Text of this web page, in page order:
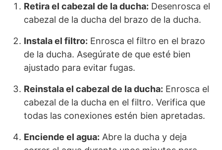
Retira el cabezal de la ducha: Desenrosca el
cabezal de la ducha del brazo de la ducha.
Instala el filtro: Enrosca el filtro en el brazo
de la ducha. Asegúrate de que esté bien
ajustado para evitar fugas.
Reinstala el cabezal de la ducha: Enrosca el
cabezal de la ducha en el filtro. Verifica que
todas las conexiones estén bien apretadas.
Enciende el agua: Abre la ducha y deja